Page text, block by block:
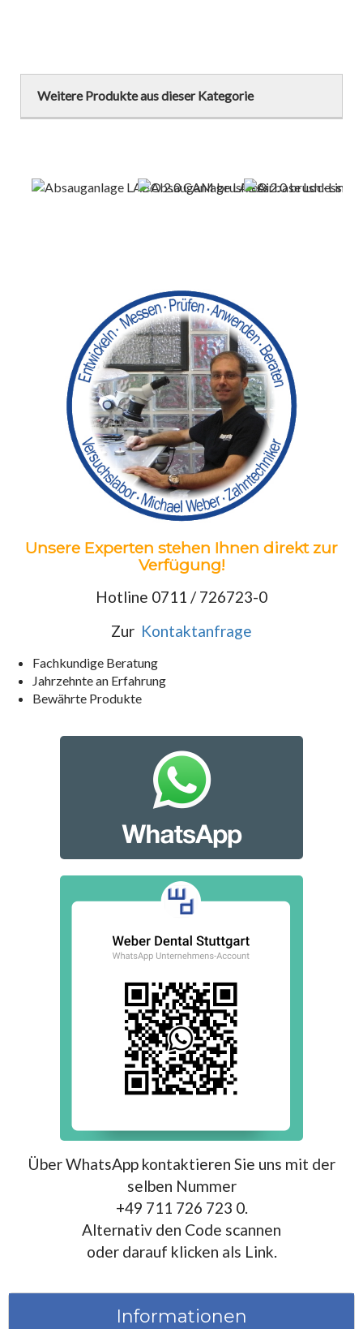
Weitere Produkte aus dieser Kategorie
Unsere Experten stehen Ihnen direkt zur
Verfügung!
Hotline 0711 / 726723-0
Zur Kontaktanfrage
Fachkundige Beratung
Jahrzehnte an Erfahrung
Bewährte Produkte
Über WhatsApp kontaktieren Sie uns mit der
selben Nummer
+49 711 726 723 0.
Alternativ den Code scannen
oder darauf klicken als Link.
Informationen